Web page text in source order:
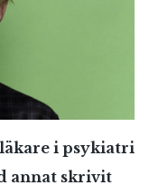
i psykiatri
annat skrivit